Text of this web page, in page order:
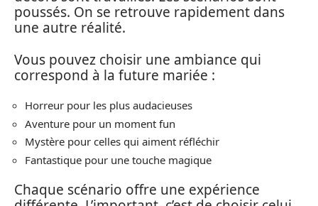
poussés. On se retrouve rapidement dans
une autre réalité.
Vous pouvez choisir une ambiance qui
correspond à la future mariée :
Horreur pour les plus audacieuses
Aventure pour un moment fun
Mystère pour celles qui aiment réfléchir
Fantastique pour une touche magique
Chaque scénario offre une expérience